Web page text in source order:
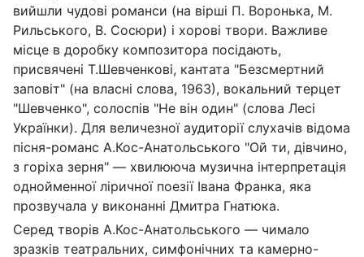
вийшли чудові романси (на вірші П. Воронька, М.
Рильського, В. Сосюри) і хорові твори. Важливе
місце в доробку композитора посідають,
присвячені Т.Шевченкові, кантата "Безсмертний
заповіт" (на власні слова, 1963), вокальний терцет
"Шевченко", солоспів "Не він один" (слова Лесі
Українки). Для величезної аудиторії слухачів відома
пісня-романс А.Кос-Анатольського "Ой ти, дівчино,
з горіха зерня" — хвилююча музична інтерпретація
однойменної ліричної поезії Івана Франка, яка
прозвучала у виконанні Дмитра Гнатюка.
Серед творів А.Кос-Анатольського — чимало
зразків театраль­них, симфонічних та камерно-